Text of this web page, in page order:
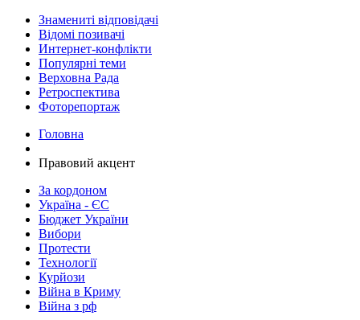
Знамениті відповідачі
Відомі позивачі
Интернет-конфлікти
Популярні теми
Верховна Рада
Ретроспектива
Фоторепортаж
Головна
Правовий акцент
За кордоном
Україна - ЄС
Бюджет України
Вибори
Протести
Технології
Курйози
Війна в Криму
Війна з рф